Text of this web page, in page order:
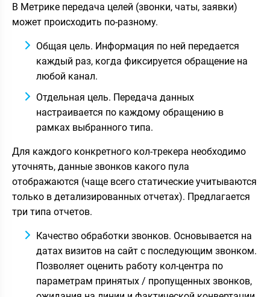
В Метрике передача целей (звонки, чаты, заявки)
может происходить по-разному.
Общая цель. Информация по ней передается
каждый раз, когда фиксируется обращение на
любой канал.
Отдельная цель. Передача данных
настраивается по каждому обращению в
рамках выбранного типа.
Для каждого конкретного кол-трекера необходимо
уточнять, данные звонков какого пула
отображаются (чаще всего статические учитываются
только в детализированных отчетах). Предлагается
три типа отчетов.
Качество обработки звонков. Основывается на
датах визитов на сайт с последующим звонком.
Позволяет оценить работу кол-центра по
параметрам принятых / пропущенных звонков,